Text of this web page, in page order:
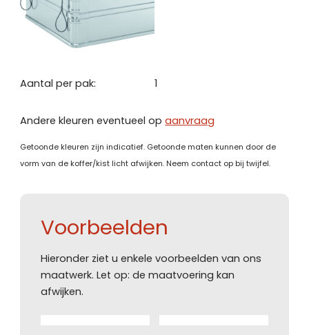
Aantal per pak: 1
Andere kleuren eventueel opaanvraag
Getoonde kleuren zijn indicatief. Getoonde maten kunnen door de
vorm van de koffer/kist licht afwijken. Neem contact op bij twijfel.
Voorbeelden
Hieronder ziet u enkele voorbeelden van ons
maatwerk. Let op: de maatvoering kan
afwijken.